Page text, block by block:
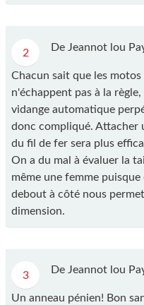
2 De Jeannot lou
Chacun sait que les motos
n'échappent pas à la
vidange automatique
donc compliqué. Attacher
du fil de fer sera plus
On a du mal à évaluer la
même une femme
debout à côté nous
dimension.
3 De Jeannot lou
Un anneau pénien! Bon